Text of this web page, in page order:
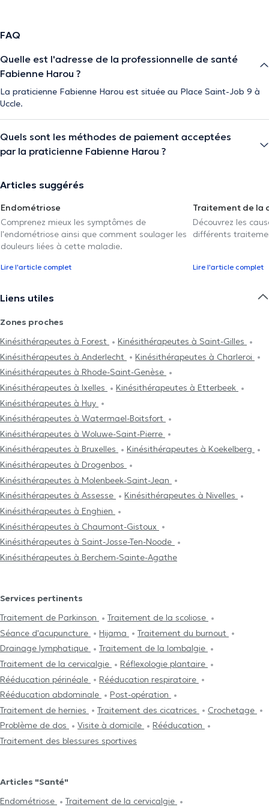
FAQ
Quelle est l'adresse de la professionnelle de santé
Fabienne Harou ?
La praticienne Fabienne Harou est située au Place Saint-Job 9 à
Uccle.
Quels sont les méthodes de paiement acceptées
par la praticienne Fabienne Harou ?
Articles suggérés
Endométriose
Comprenez mieux les symptômes de
l'endométriose ainsi que comment soulager les
douleurs liées à cette maladie.
Lire l'article complet
Traitement de la
Découvrez les
différents
Lire l'article complet
Liens utiles
Zones proches
Kinésithérapeutes à Forest
Kinésithérapeutes à Saint-Gilles
Kinésithérapeutes à Anderlecht
Kinésithérapeutes à Charleroi
Kinésithérapeutes à Rhode-Saint-Genèse
Kinésithérapeutes à Ixelles
Kinésithérapeutes à Etterbeek
Kinésithérapeutes à Huy
Kinésithérapeutes à Watermael-Boitsfort
Kinésithérapeutes à Woluwe-Saint-Pierre
Kinésithérapeutes à Bruxelles
Kinésithérapeutes à Koekelberg
Kinésithérapeutes à Drogenbos
Kinésithérapeutes à Molenbeek-Saint-Jean
Kinésithérapeutes à Assesse
Kinésithérapeutes à Nivelles
Kinésithérapeutes à Enghien
Kinésithérapeutes à Chaumont-Gistoux
Kinésithérapeutes à Saint-Josse-Ten-Noode
Kinésithérapeutes à Berchem-Sainte-Agathe
Services pertinents
Traitement de Parkinson
Traitement de la scoliose
Séance d'acupuncture
Hijama
Traitement du burnout
Drainage lymphatique
Traitement de la lombalgie
Traitement de la cervicalgie
Réflexologie plantaire
Rééducation périnéale
Rééducation respiratoire
Rééducation abdominale
Post-opération
Traitement de hernies
Traitement des cicatrices
Crochetage
Problème de dos
Visite à domicile
Rééducation
Traitement des blessures sportives
Articles "Santé"
Endométriose
Traitement de la cervicalgie